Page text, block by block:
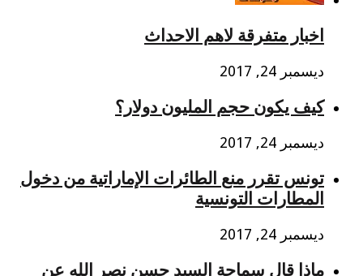
اخبار متفرقة لاهم الاحداث
ديسمبر 24, 2017
كيف يكون حجم المليون دولار؟
ديسمبر 24, 2017
تونس ﺗﻘﺮﺭ ﻣﻨﻊ ﺍﻟﻄﺎﺋﺮﺍﺕ ﺍﻹﻣﺎﺭﺍﺗﻴﺔ ﻣﻦ ﺩﺧﻮﻝ
ﺍﻟﻤﻄﺎﺭﺍﺕ ﺍﻟﺘﻮﻧﺴﻴﺔ
ديسمبر 24, 2017
ماذا قال سماحة السيد حسن نصر الله عن